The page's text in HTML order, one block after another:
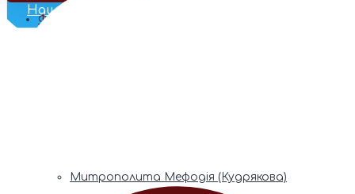
Наш Телеграм
Фонди пам’яті
Митрополита Мефодія (Кудрякова)